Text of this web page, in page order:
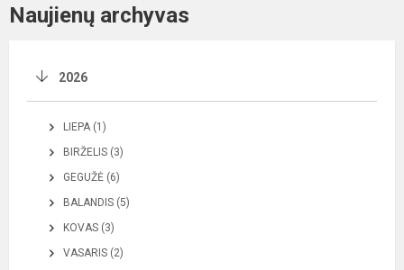
Naujienų archyvas
2026
LIEPA (1)
BIRŽELIS (3)
GEGUŽĖ (6)
BALANDIS (5)
KOVAS (3)
VASARIS (2)